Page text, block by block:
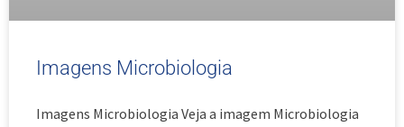
Imagens Microbiologia
Imagens Microbiologia Veja a imagem Microbiologia